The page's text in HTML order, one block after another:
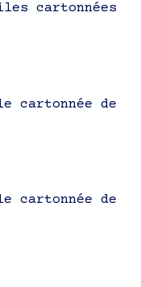
cartonnées
cartonnée de
cartonnée de